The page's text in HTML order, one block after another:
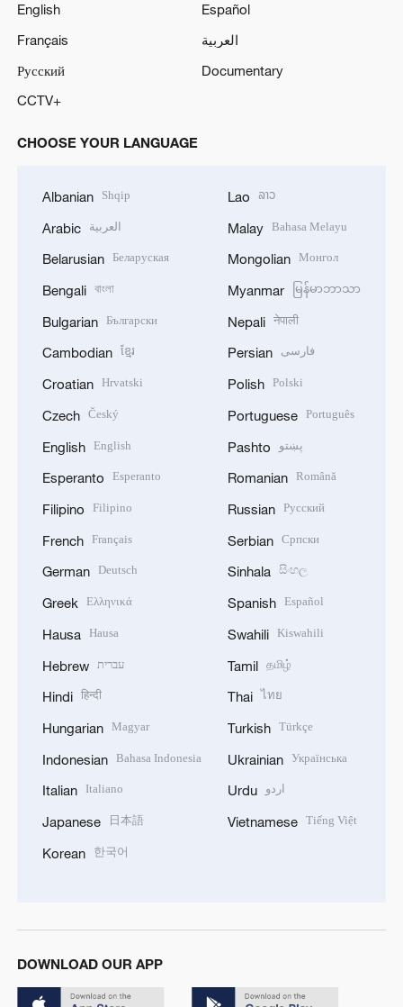
English
Español
Français
العربية
Русский
Documentary
CCTV+
CHOOSE YOUR LANGUAGE
Albanian Shqip
Arabic العربية
Belarusian Беларуская
Bengali বাংলা
Bulgarian Български
Cambodian ខ្មែរ
Croatian Hrvatski
Czech Český
English English
Esperanto Esperanto
Filipino Filipino
French Français
German Deutsch
Greek Ελληνικά
Hausa Hausa
Hebrew עברית
Hindi हिन्दी
Hungarian Magyar
Indonesian Bahasa Indonesia
Italian Italiano
Japanese 日本語
Korean 한국어
Lao ລາວ
Malay Bahasa Melayu
Mongolian Монгол
Myanmar မြန်မာဘာသာ
Nepali नेपाली
Persian فارسی
Polish Polski
Portuguese Português
Pashto پښتو
Romanian Română
Russian Русский
Serbian Српски
Sinhala සිංහල
Spanish Español
Swahili Kiswahili
Tamil தமிழ்
Thai ไทย
Turkish Türkçe
Ukrainian Українська
Urdu اردو
Vietnamese Tiếng Việt
DOWNLOAD OUR APP